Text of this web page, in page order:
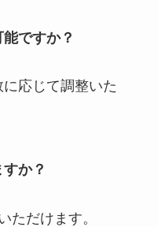
ですか？
応じて調整いた
か？
ただけます。